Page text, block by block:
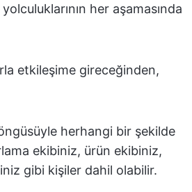
her aşamasında
etkileşime gireceğinden,
herhangi bir şekilde
ekibiniz, ürün ekibiniz,
gibi kişiler dahil olabilir.